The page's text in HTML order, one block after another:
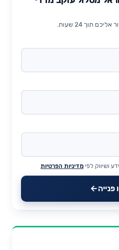
תוך 24 שעות.
ושיווק לפי מדיניות הפרטיות